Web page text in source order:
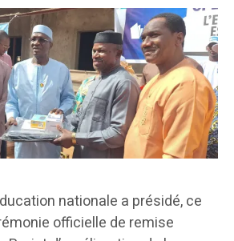
nationale a présidé, ce
officielle de remise